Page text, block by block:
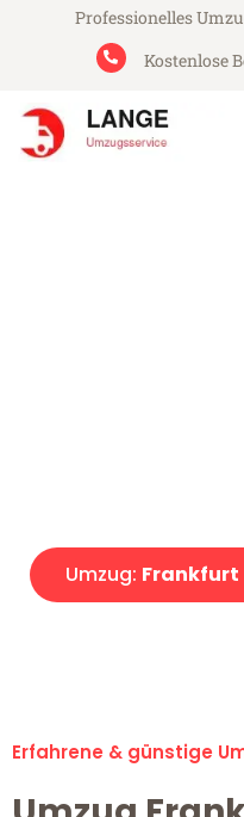
Professionelles
Kostenlose
Umzug:
Erfahrene & günstige